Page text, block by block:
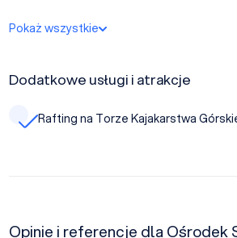
Pokaż wszystkie
Dodatkowe usługi i atrakcje
Rafting na Torze Kajakarstwa
Opinie i referencje dla Ośrodek